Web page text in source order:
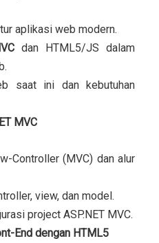
aplikasi web modern.
dan HTML5/JS dalam
saat ini dan kebutuhan
MVC
Controller (MVC) dan alur
view, dan model.
project ASP.NET MVC.
End dengan HTML5